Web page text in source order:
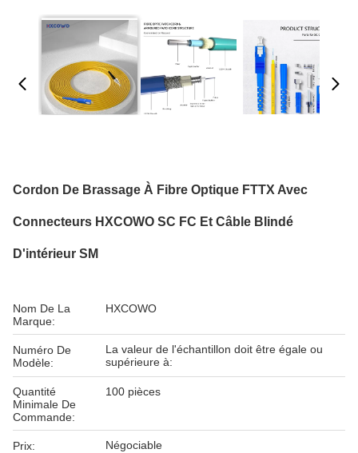
Cordon De Brassage À Fibre Optique FTTX Avec
Connecteurs HXCOWO SC FC Et Câble Blindé
D'intérieur SM
Nom De La
Marque:
HXCOWO
Numéro De
Modèle:
La valeur de l'échantillon doit être égale ou
supérieure à:
Quantité
Minimale De
Commande:
100 pièces
Prix: Négociable